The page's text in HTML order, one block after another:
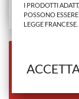
Per
I PRODOTTI
POSSONO
LEGGE FRANCESE.